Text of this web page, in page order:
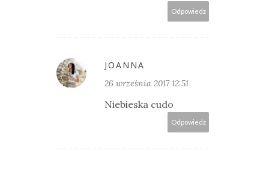
Odpowiedz
JOANNA
26 września 2017 12:51
Niebieska cudo
Odpowiedz